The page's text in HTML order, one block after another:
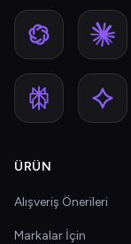
ÜRÜN
Alışveriş Önerileri
Markalar İçin